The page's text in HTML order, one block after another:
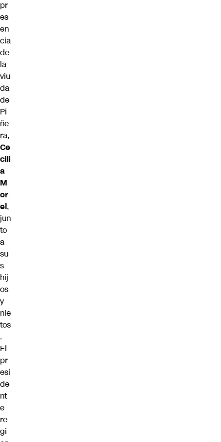
pr
es
en
cia
de
la
viu
da
de
Pi
ñe
ra,
Ce
cili
a
M
or
el,
jun
to
a
su
s
hij
os
y
nie
tos
.
El
pr
esi
de
nt
e
re
gi